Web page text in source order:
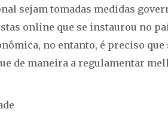
sejam tomadas medidas
online que se instaurou no
no entanto, é preciso que
de maneira a regulamentar